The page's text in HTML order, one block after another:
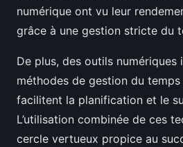
numérique ont vu leur
grâce à une gestion stricte du
De plus, des outils numériques
méthodes de gestion du
facilitent la planification et le
L’utilisation combinée de ces
cercle vertueux propice au